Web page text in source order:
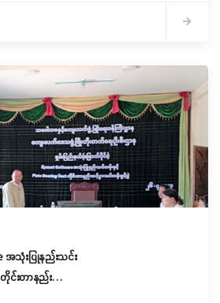
အသုံးပြုနည်းသင်း
တိုင်းတာနည်း